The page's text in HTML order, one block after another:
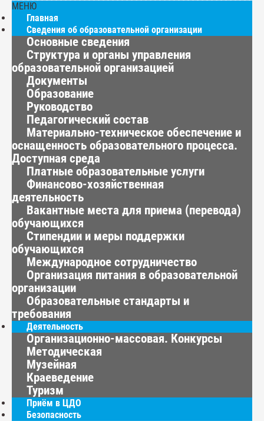
МЕНЮ
Главная
Сведения об образовательной организации
Основные сведения
Структура и органы управления
образовательной организацией
Документы
Образование
Руководство
Педагогический состав
Материально-техническое обеспечение и
оснащенность образовательного процесса.
Доступная среда
Платные образовательные услуги
Финансово-хозяйственная
деятельность
Вакантные места для приема (перевода)
обучающихся
Стипендии и меры поддержки
обучающихся
Международное сотрудничество
Организация питания в образовательной
организации
Образовательные стандарты и
требования
Деятельность
Организационно-массовая. Конкурсы
Методическая
Музейная
Краеведение
Туризм
Приём в ЦДО
Безопасность